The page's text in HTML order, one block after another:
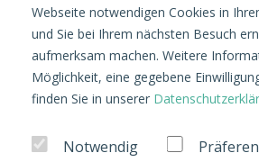
Webseite notwendigen Cookies in
und Sie bei Ihrem nächsten Besuch
aufmerksam machen. Weitere
Möglichkeit, eine gegebene
finden Sie in unserer
Notwendig